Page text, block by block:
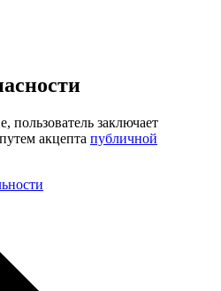
пользователь заключает
акцепта публичной